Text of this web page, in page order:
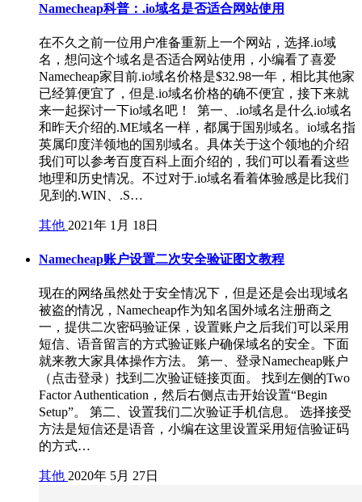
Namecheap科普：.io域名是否适合网站使用
在不久之前一位用户准备重新上一个网站，选择.io域
名，想问这个域名是否适合网站使用，小编看了喜爱
Namecheap家目前.io域名价格是$32.98一年，相比其他家
已经算便宜了，但是.io域名价格的确不便宜，接下来就
来一起探讨一下io域名吧！ 第一、.io域名是什么.io域名
和昨天介绍的.ME域名一样，都属于国别域名。io域名指
英属印度洋领地的国别域名。具体关于这个领地的介绍
我们可以参考百度百科上面介绍的，我们可以看看这些
地理和历史情况。不过对于.io域名看着体验感是比我们
见到的.WIN、.S…
其他 2021年 1月 18日
Namecheap账户设置二次安全验证图文教程
现在的网络虽然处于安全情况下，但是还是会出现域名
被盗的情况，Namecheap作为知名国外域名注册商之
一，提供二次密码验证保，设置账户之后我们可以采用
短信、语音留言的方式验证账户确保域名的安全。下面
就来教大家具体操作方法。 第一、登录Namecheap账户
（点击登录）找到二次验证链接页面。 找到左侧的Two
Factor Authentication，然后右侧点击开始设置“Begin
Setup”。 第二、设置我们二次验证手机信息。 选择接受
方法是短信还是语音，小编在这里设置采用短信验证码
的方式…
其他 2020年 5月 27日